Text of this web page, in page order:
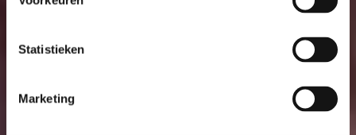
Statistieken
Marketing